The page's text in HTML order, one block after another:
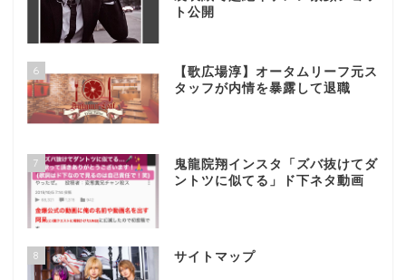
ト公開
6
【歌広場淳】オータムリーフ元ス
タッフが内情を暴露して退職
7
鬼龍院翔インスタ「ズバ抜けてダ
ントツに似てる」ド下ネタ動画
8 サイトマップ